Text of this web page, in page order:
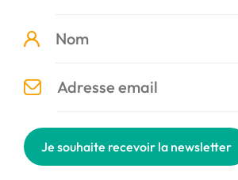
Je souhaite recevoir la newsletter